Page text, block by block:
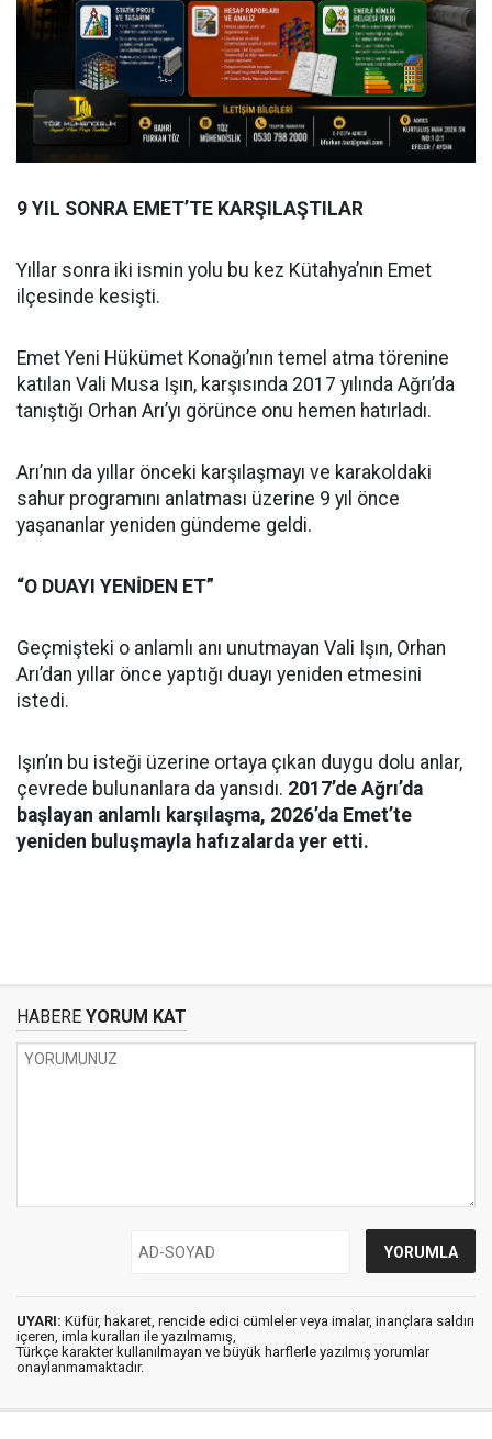
9 YIL SONRA EMET’TE KARŞILAŞTILAR
Yıllar sonra iki ismin yolu bu kez Kütahya’nın Emet
ilçesinde kesişti.
Emet Yeni Hükümet Konağı’nın temel atma törenine
katılan Vali Musa Işın, karşısında 2017 yılında Ağrı’da
tanıştığı Orhan Arı’yı görünce onu hemen hatırladı.
Arı’nın da yıllar önceki karşılaşmayı ve karakoldaki
sahur programını anlatması üzerine 9 yıl önce
yaşananlar yeniden gündeme geldi.
“O DUAYI YENİDEN ET”
Geçmişteki o anlamlı anı unutmayan Vali Işın, Orhan
Arı’dan yıllar önce yaptığı duayı yeniden etmesini
istedi.
Işın’ın bu isteği üzerine ortaya çıkan duygu dolu anlar,
çevrede bulunanlara da yansıdı. 2017’de Ağrı’da
başlayan anlamlı karşılaşma, 2026’da Emet’te
yeniden buluşmayla hafızalarda yer etti.
HABERE YORUM KAT
UYARI: Küfür, hakaret, rencide edici cümleler veya imalar, inançlara saldırı
içeren, imla kuralları ile yazılmamış,
Türkçe karakter kullanılmayan ve büyük harflerle yazılmış yorumlar
onaylanmamaktadır.